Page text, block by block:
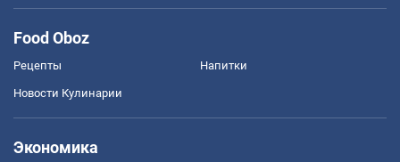
Food Oboz
Рецепты Напитки
Новости Кулинарии
Экономика